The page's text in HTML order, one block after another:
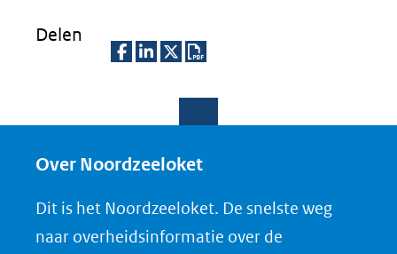
Delen
e
o
p
e
o
p
e
o
p
n
o
a
Over Noordzeeloket
Dit is het Noordzeeloket. De snelste weg
naar overheidsinformatie over de